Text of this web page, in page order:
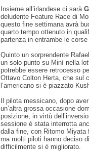
Insieme all’irlandese ci sarà
deludente Feature Race di
questo fine settimana avrà
quarto tempo ottenuto in
partenza in entrambe le corse
Quinto un sorprendente
un solo punto su Minì nella
potrebbe essere retrocesso
Ottavo Colton Herta, che sul
l’americano si è piazzato
Il pilota messicano, dopo
un’altra grossa occasione
posizione, in virtù
sessione è stata interrotta
dalla fine, con Ritomo Miyata
ma molti piloti hanno deciso
difficilmente si è migliorato.